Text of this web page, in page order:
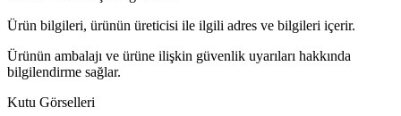
Ürün bilgileri, ürünün üreticisi ile ilgili adres ve bilgileri içerir.
Ürünün ambalajı ve ürüne ilişkin güvenlik uyarıları hakkında
bilgilendirme sağlar.
Kutu Görselleri